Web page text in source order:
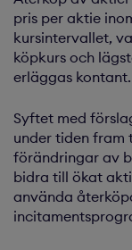
pris per aktie
kursintervallet,
köpkurs och
erläggas kontant.
Syftet med
under tiden fram
förändringar av
bidra till ökat
använda